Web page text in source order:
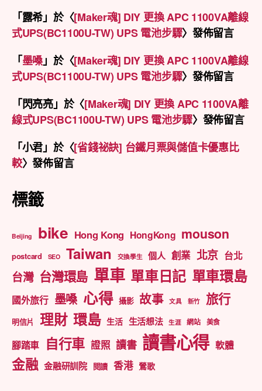
「露希」於〈[Maker魂] DIY 更換 APC 1100VA離線
式UPS(BC1100U-TW) UPS 電池步驟〉發佈留言
「墨嗓」於〈[Maker魂] DIY 更換 APC 1100VA離線
式UPS(BC1100U-TW) UPS 電池步驟〉發佈留言
「閃亮亮」於〈[Maker魂] DIY 更換 APC 1100VA離
線式UPS(BC1100U-TW) UPS 電池步驟〉發佈留言
「小君」於〈[省錢祕訣] 台鐵月票與儲值卡優惠比
較〉發佈留言
標籤
Beijing bike Hong Kong HongKong mouson
postcard SEO Taiwan 交換學生 個人 創業 北京 台北
台灣 台灣環島 單車 單車日記 單車環島
國外旅行 墨嗓 心得 攝影 故事 文具 新竹 旅行
明信片 理財 環島 生活 生活想法 生涯 網站 美食
腳踏車 自行車 證照 讀書 讀書心得 軟體
金融 金融研訓院 閱讀 香港 鶯歌